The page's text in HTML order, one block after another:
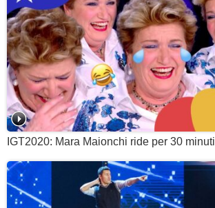
IGT2020: Mara Maionchi ride per 30 minuti